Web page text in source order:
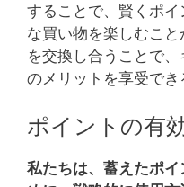
することで、賢くポ
な買い物を楽しむこ
を交換し合うことで
のメリットを享受でき
ポイントの有
私たちは、蓄えたポ